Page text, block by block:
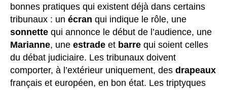
bonnes pratiques qui existent déjà dans certains
tribunaux : un écran qui indique le rôle, une
sonnette qui annonce le début de l’audience, une
Marianne, une estrade et barre qui soient celles
du débat judiciaire. Les tribunaux doivent
comporter, à l’extérieur uniquement, des drapeaux
français et européen, en bon état. Les triptyques